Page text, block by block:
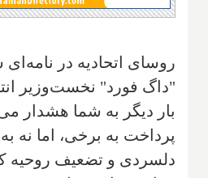
روسای اتحادیه در
"داگ فورد" نخست‌وزیر
بار دیگر به شما هشدار
پرداخت به برخی، اما نه
دلسردی و تضعیف روحیه